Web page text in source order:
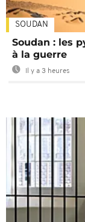
SOUDAN
Soudan : les
à la guerre
Il y a 3 heures